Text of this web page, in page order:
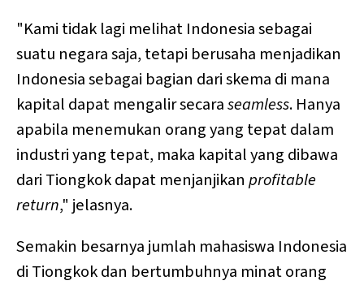
"Kami tidak lagi melihat Indonesia sebagai
suatu negara saja, tetapi berusaha menjadikan
Indonesia sebagai bagian dari skema di mana
kapital dapat mengalir secaraseamless. Hanya
apabila menemukan orang yang tepat dalam
industri yang tepat, maka kapital yang dibawa
dari Tiongkok dapat menjanjikan profitable
return," jelasnya.
Semakin besarnya jumlah mahasiswa Indonesia
di Tiongkok dan bertumbuhnya minat orang